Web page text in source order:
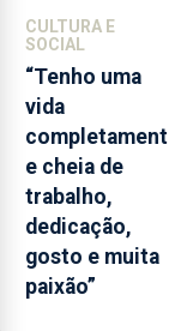
das
Flores
apresenta
um
“decréscimo
significativo”
da
CPUE
entre
2022
CULTURA E
SOCIAL
“Tenho uma
vida
completament
e cheia de
trabalho,
dedicação,
gosto e muita
paixão”